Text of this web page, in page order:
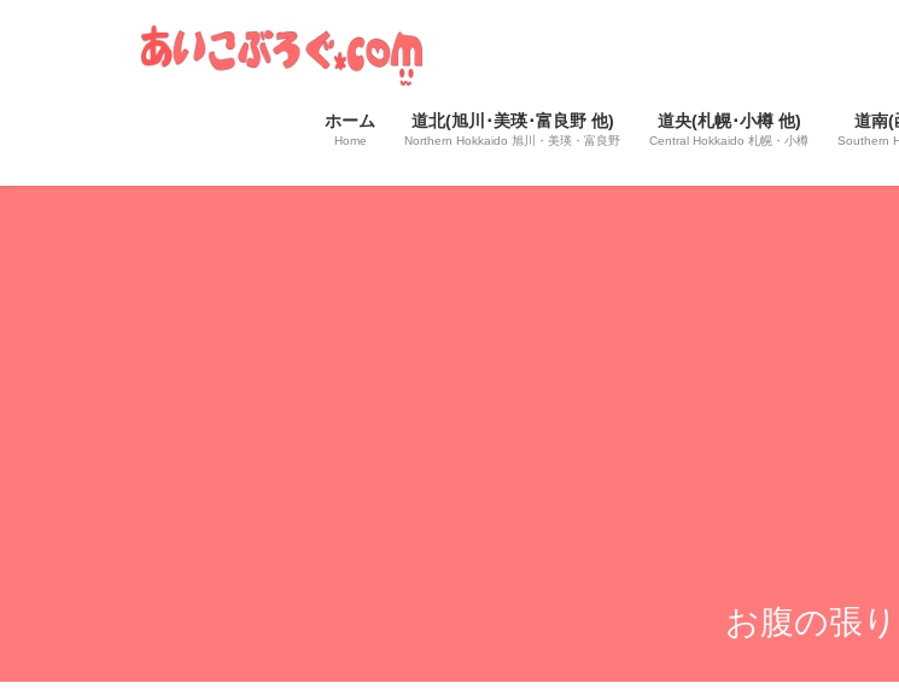
ス
ン
ホーム
Home
道北(旭川･美瑛･富良野 他)
Northern Hokkaido 旭川・美瑛・富良野
道央(札幌･小樽 他)
Central Hokkaido 札幌・小樽
道南(
Southern
お腹の張り